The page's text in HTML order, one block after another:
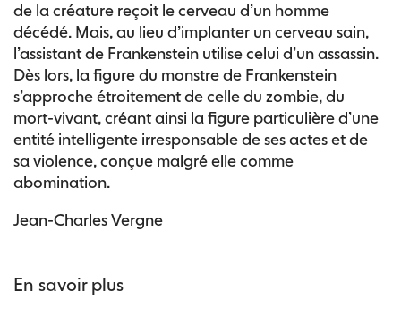
de la créature reçoit le cerveau d’un homme
décédé. Mais, au lieu d’implanter un cerveau sain,
l’assistant de Frankenstein utilise celui d’un assassin.
Dès lors, la figure du monstre de Frankenstein
s’approche étroitement de celle du zombie, du
mort-vivant, créant ainsi la figure particulière d’une
entité intelligente irresponsable de ses actes et de
sa violence, conçue malgré elle comme
abomination.
Jean-Charles Vergne
En savoir plus